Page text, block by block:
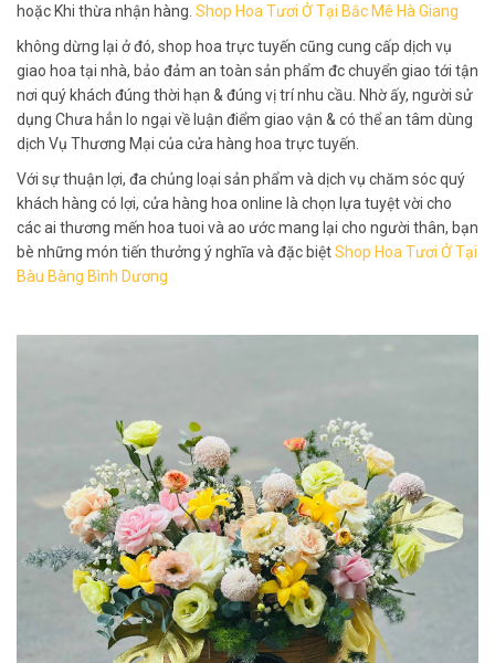
hoặc Khi thừa nhận hàng. Shop Hoa Tươi Ở Tại Bắc Mê Hà Giang
không dừng lại ở đó, shop hoa trực tuyến cũng cung cấp dịch vụ
giao hoa tại nhà, bảo đảm an toàn sản phẩm đc chuyển giao tới tận
nơi quý khách đúng thời hạn & đúng vị trí nhu cầu. Nhờ ấy, người sử
dụng Chưa hẳn lo ngại về luận điểm giao vận & có thể an tâm dùng
dịch Vụ Thương Mại của cửa hàng hoa trực tuyến.
Với sự thuận lợi, đa chủng loại sản phẩm và dịch vụ chăm sóc quý
khách hàng có lợi, cửa hàng hoa online là chọn lựa tuyệt vời cho
các ai thương mến hoa tuoi và ao ước mang lại cho người thân, bạn
bè những món tiến thưởng ý nghĩa và đặc biệtShop Hoa Tươi Ở Tại
Bàu Bàng Bình Dương